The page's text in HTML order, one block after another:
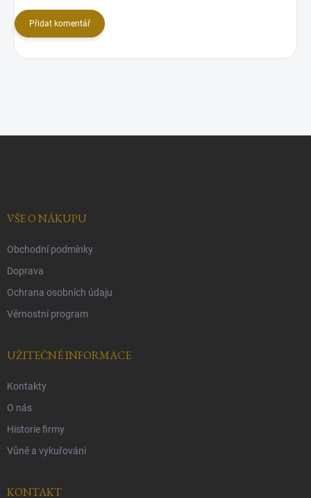
Přidat komentář
VŠE O NÁKUPU
Obchodní podmínky
Doprava
Ochrana osobních údaju
Věrnostní program
UŽITEČNÉ INFORMACE
Kontakty
O nás
Historie firmy
Vůně a vykuřováni
KONTAKT